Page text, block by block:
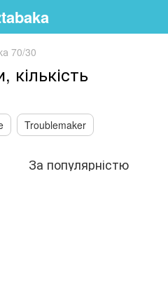
70/30
кількість
Troublemaker
За популярністю